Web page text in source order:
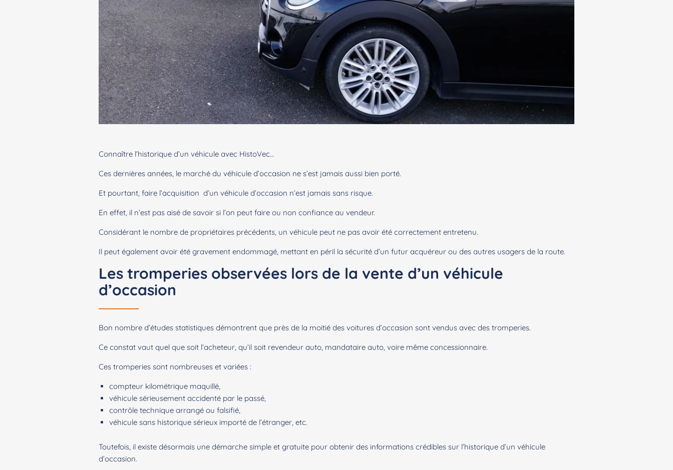
Connaître l’historique d’un véhicule avec HistoVec…
Ces dernières années, le marché du véhicule d’occasion ne s’est jamais aussi bien porté.
Et pourtant, faire l’acquisition d’un véhicule d’occasion n’est jamais sans risque.
En effet, il n’est pas aisé de savoir si l’on peut faire ou non confiance au vendeur.
Considérant le nombre de propriétaires précédents, un véhicule peut ne pas avoir été correctement entretenu.
Il peut également avoir été gravement endommagé, mettant en péril la sécurité d’un futur acquéreur ou des autres usagers de la route.
Les tromperies observées lors de la vente d’un véhicule
d’occasion
Bon nombre d’études statistiques démontrent que près de la moitié des voitures d’occasion sont vendus avec des tromperies.
Ce constat vaut quel que soit l’acheteur, qu’il soit revendeur auto, mandataire auto, voire même concessionnaire.
Ces tromperies sont nombreuses et variées :
compteur kilométrique maquillé,
véhicule sérieusement accidenté par le passé,
contrôle technique arrangé ou falsifié,
véhicule sans historique sérieux importé de l’étranger, etc.
Toutefois, il existe désormais une démarche simple et gratuite pour obtenir des informations crédibles sur l’historique d’un véhicule
d’occasion.